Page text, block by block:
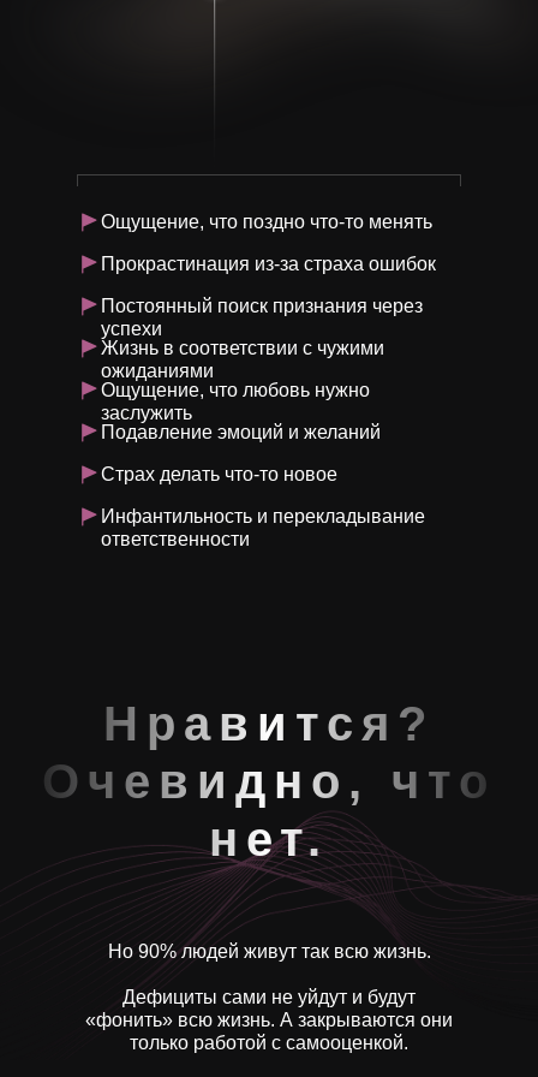
Ощущение, что поздно что-то менять
Жизнь в соответствии с чужими
ожиданиями
Прокрастинация из-за страха ошибок
Постоянный поиск признания через
успехи
Ощущение, что любовь нужно
заслужить
Подавление эмоций и желаний
Страх делать что-то новое
Инфантильность и перекладывание
ответственности
Нравится?
Очевидно, что
нет.
Но 90% людей живут так всю жизнь.
Дефициты сами не уйдут и будут
«фонить» всю жизнь. А закрываются они
только работой с самооценкой.